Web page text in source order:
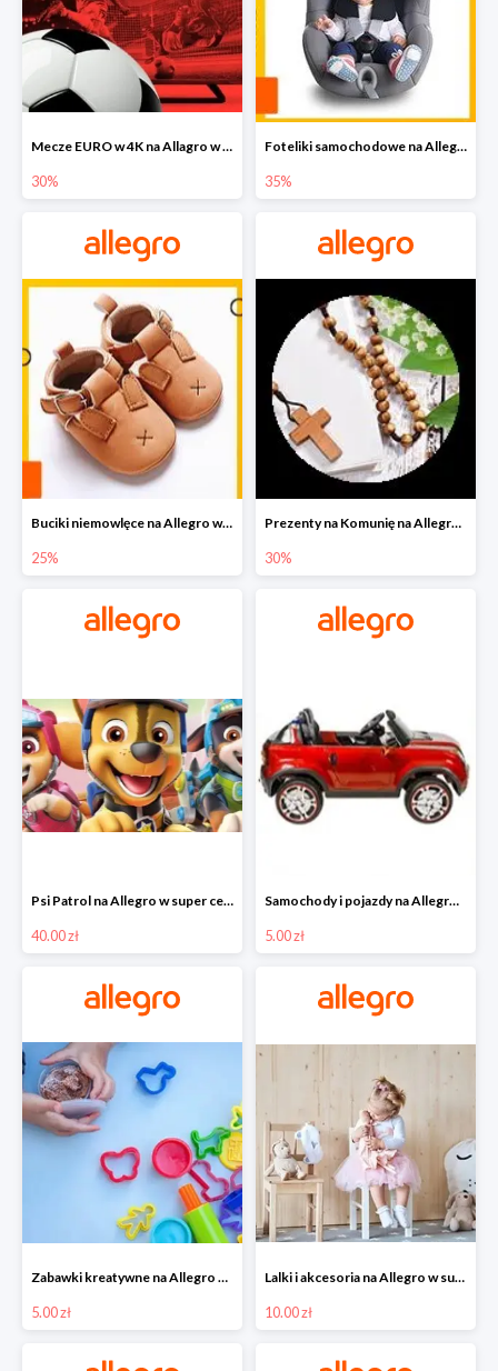
Mecze EURO w 4K na Allagro w super cenach
30%
Foteliki samochodowe na Allegro w super cenach
35%
Buciki niemowlęce na Allegro w super cenach
25%
Prezenty na Komunię na Allegro do -30%
30%
Psi Patrol na Allegro w super cenach od 40 zł
40.00 zł
Samochody i pojazdy na Allegro w super cenach od 5 zł
5.00 zł
Zabawki kreatywne na Allegro w super cenach od 5 zł
5.00 zł
Lalki i akcesoria na Allegro w super cenach od 10 zł
10.00 zł